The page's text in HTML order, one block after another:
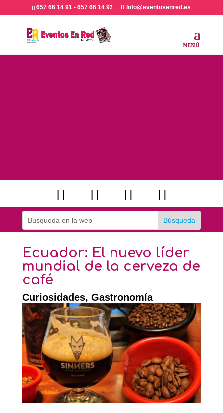
657 66 14 91 - 657 66 14 92 Info@eventosenred.es
Ecuador: El nuevo líder
mundial de la cerveza de
café
Curiosidades, Gastronomía